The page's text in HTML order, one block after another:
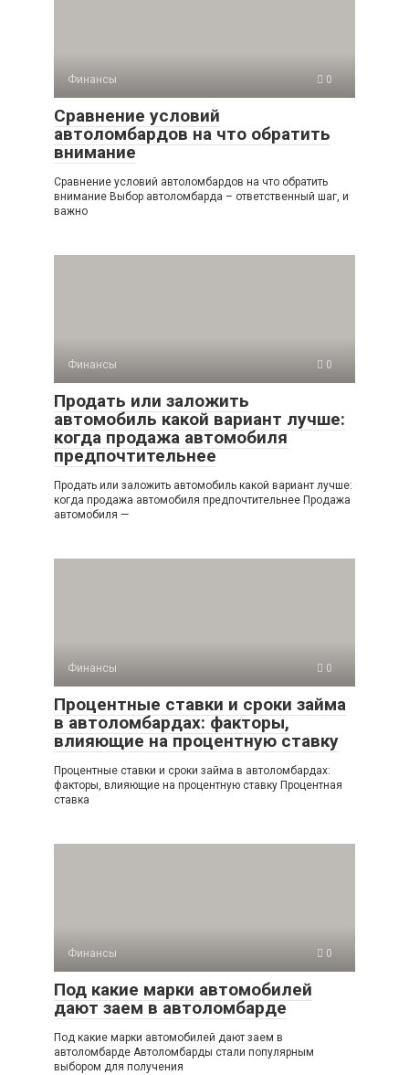
Финансы 0
Сравнение условий
автоломбардов на что обратить
внимание
Сравнение условий автоломбардов на что обратить
внимание Выбор автоломбарда – ответственный шаг, и
важно
Финансы 0
Продать или заложить
автомобиль какой вариант лучше:
когда продажа автомобиля
предпочтительнее
Продать или заложить автомобиль какой вариант лучше:
когда продажа автомобиля предпочтительнее Продажа
автомобиля —
Финансы 0
Процентные ставки и сроки займа
в автоломбардах: факторы,
влияющие на процентную ставку
Процентные ставки и сроки займа в автоломбардах:
факторы, влияющие на процентную ставку Процентная
ставка
Финансы 0
Под какие марки автомобилей
дают заем в автоломбарде
Под какие марки автомобилей дают заем в
автоломбарде Автоломбарды стали популярным
выбором для получения